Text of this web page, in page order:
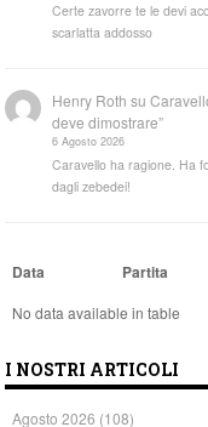
Certe zavorre te le devi
scarlatta addosso
Henry Roth su
deve dimostrare”
6 Agosto 2026
Caravello ha ragione. Ha
dagli zebedei!
Data Partita
No data available in table
I NOSTRI ARTICOLI
Agosto 2026 (108)